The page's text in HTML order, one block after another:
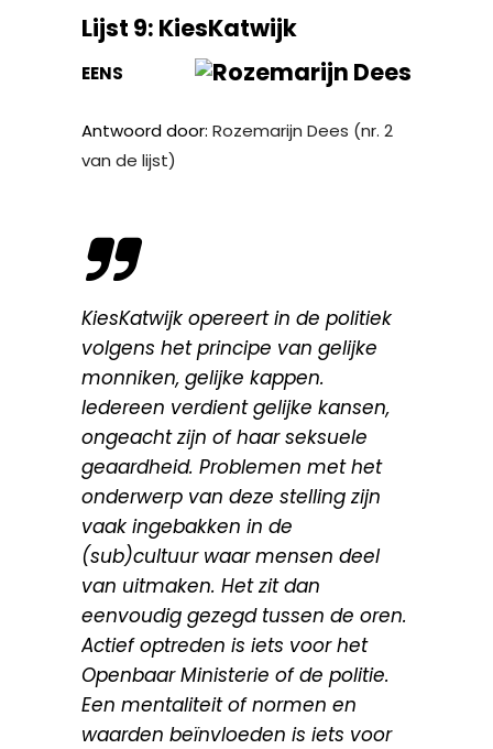
Lijst 9: KiesKatwijk
EENS
Antwoord door: Rozemarijn Dees (nr. 2
van de lijst)
KiesKatwijk opereert in de politiek
volgens het principe van gelijke
monniken, gelijke kappen.
Iedereen verdient gelijke kansen,
ongeacht zijn of haar seksuele
geaardheid. Problemen met het
onderwerp van deze stelling zijn
vaak ingebakken in de
(sub)cultuur waar mensen deel
van uitmaken. Het zit dan
eenvoudig gezegd tussen de oren.
Actief optreden is iets voor het
Openbaar Ministerie of de politie.
Een mentaliteit of normen en
waarden beïnvloeden is iets voor